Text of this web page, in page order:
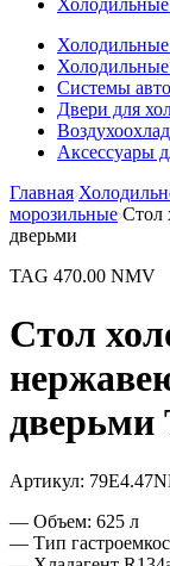
Холодильные
Холодильные
Системы
Двери для
Аксессуары
Главная
морозильные Стол
дверьми
TAG 470.00 NMV
Стол
дверьми
Артикул:
— Объем: 625 л
— Тип